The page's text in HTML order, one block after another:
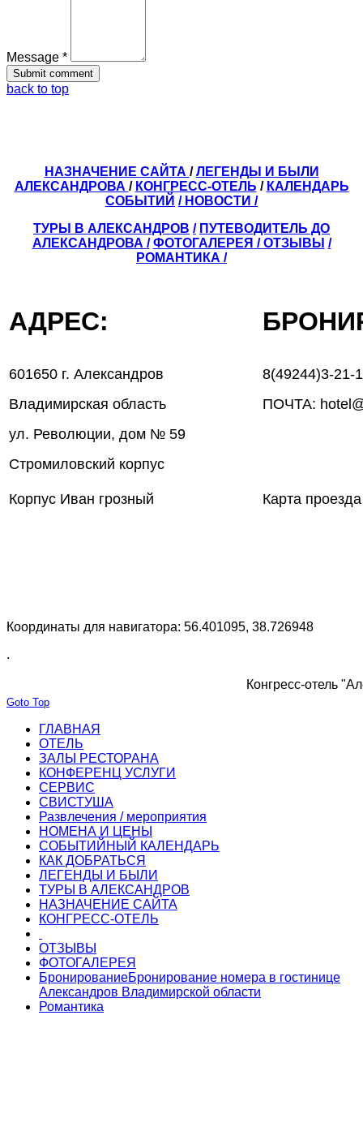
Message *
back to top
НАЗНАЧЕНИЕ САЙТА /ЛЕГЕНДЫ И БЫЛИ
АЛЕКСАНДРОВА / КОНГРЕСС-ОТЕЛЬ / КАЛЕНДАРЬ
СОБЫТИЙ / НОВОСТИ /
ТУРЫ В АЛЕКСАНДРОВ / ПУТЕВОДИТЕЛЬ ДО
АЛЕКСАНДРОВА / ФОТОГАЛЕРЕЯ /ОТЗЫВЫ /
РОМАНТИКА /
АДРЕС:
601650 г. Александров
Владимирская область
ул. Революции, дом № 59
Стромиловский корпус
Корпус Иван грозный
8(49244)3-21-
ПОЧТА:
Карта
Координаты для навигатора: 56.401095, 38.726948
.
Конгресс-отель
Goto Top
ГЛАВНАЯ
ОТЕЛЬ
ЗАЛЫ РЕСТОРАНА
КОНФЕРЕНЦ УСЛУГИ
СЕРВИС
СВИСТУША
Развлечения / мероприятия
НОМЕНА И ЦЕНЫ
СОБЫТИЙНЫЙ КАЛЕНДАРЬ
КАК ДОБРАТЬСЯ
ЛЕГЕНДЫ И БЫЛИ
ТУРЫ В АЛЕКСАНДРОВ
НАЗНАЧЕНИЕ САЙТА
КОНГРЕСС-ОТЕЛЬ
ОТЗЫВЫ
ФОТОГАЛЕРЕЯ
БронированиеБронирование номера в гостинице
Александров Владимирской области
Романтика